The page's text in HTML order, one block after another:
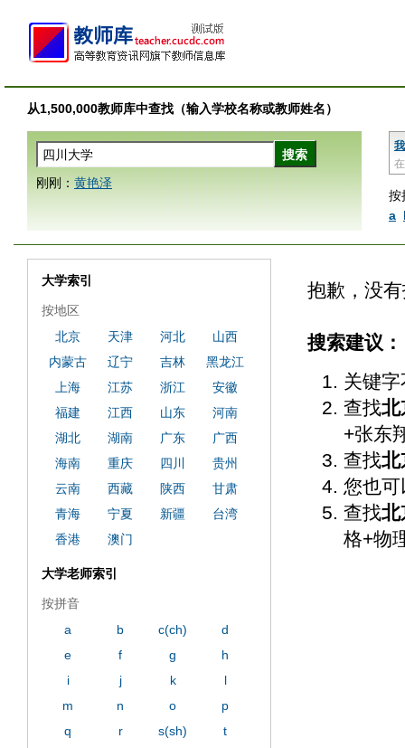
从1,500,000教师库中查找（输入学校名称或教师姓名）
按
a
刚刚： 黄艳泽
抱歉，没
搜索建议：
关键
查找北
+张东
查找北
您也
查找北
格+物
大学索引
按地区
北京
天津 河北
山西
内蒙古
辽宁 吉林
黑龙江
上海
江苏 浙江
安徽
福建
江西 山东
河南
湖北
湖南 广东
广西
海南
重庆 四川
贵州
云南
西藏 陕西
甘肃
青海
宁夏 新疆
台湾
香港
澳门
大学老师索引
按拼音
a
b c(ch)
d
e
f g
h
i
j k
l
m
n o
p
q
r s(sh)
t